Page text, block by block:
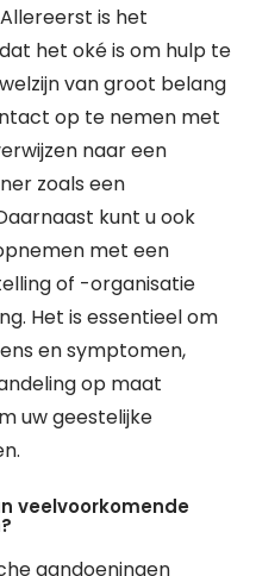
is het
het oké is om hulp te
van groot belang
op te nemen met
naar een
zoals een
kunt u ook
met een
of -organisatie
Het is essentieel om
en symptomen,
op maat
uw geestelijke
veelvoorkomende
aandoeningen